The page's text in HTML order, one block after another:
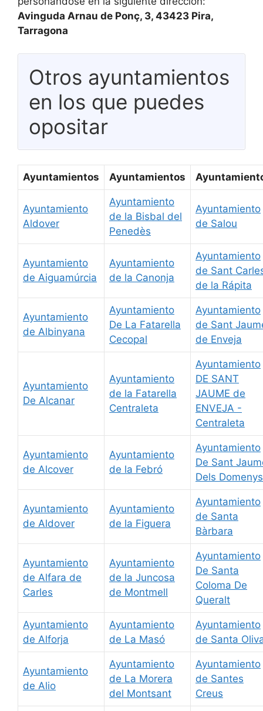
Avinguda Arnau de Ponç, 3, 43423 Pira,
Tarragona
Otros ayuntamientos
en los que puedes
opositar
Ayuntamientos Ayuntamientos
Ayuntamiento
Aldover
Ayuntamiento
de la Bisbal del
Penedès
Ayuntamiento
de Salou
Ayuntamiento
de Aiguamúrcia
Ayuntamiento
de la Canonja
Ayuntamiento
de Sant
de la Rápita
Ayuntamiento
de Albinyana
Ayuntamiento
De La Fatarella
Cecopal
Ayuntamiento
de Sant
de Enveja
Ayuntamiento
De Alcanar
Ayuntamiento
de la Fatarella
Centraleta
Ayuntamiento
DE SANT
JAUME de
ENVEJA -
Centraleta
Ayuntamiento
de Alcover
Ayuntamiento
de la Febró
Ayuntamiento
De Sant
Dels Domenys
Ayuntamiento
de Aldover
Ayuntamiento
de la Figuera
Ayuntamiento
de Santa
Bàrbara
Ayuntamiento
de Alfara de
Carles
Ayuntamiento
de la Juncosa
de Montmell
Ayuntamiento
De Santa
Coloma De
Queralt
Ayuntamiento
de Alforja
Ayuntamiento
de La Masó
Ayuntamiento
de Santa
Ayuntamiento
de Alio
Ayuntamiento
de La Morera
del Montsant
Ayuntamiento
de Santes
Creus